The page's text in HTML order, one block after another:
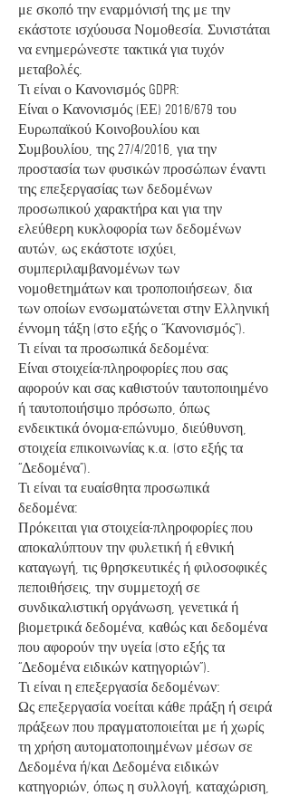
με σκοπό την εναρμόνισή της με την
εκάστοτε ισχύουσα Νομοθεσία. Συνιστάται
να ενημερώνεστε τακτικά για τυχόν
μεταβολές.
Τι είναι ο Κανονισμός GDPR:
Είναι ο Κανονισμός (ΕΕ) 2016/679 του
Ευρωπαϊκού Κοινοβουλίου και
Συμβουλίου, της 27/4/2016, για την
προστασία των φυσικών προσώπων έναντι
της επεξεργασίας των δεδομένων
προσωπικού χαρακτήρα και για την
ελεύθερη κυκλοφορία των δεδομένων
αυτών, ως εκάστοτε ισχύει,
συμπεριλαμβανομένων των
νομοθετημάτων και τροποποιήσεων, δια
των οποίων ενσωματώνεται στην Ελληνική
έννομη τάξη (στο εξής ο “Κανονισμός”).
Τι είναι τα προσωπικά δεδομένα:
Είναι στοιχεία-πληροφορίες που σας
αφορούν και σας καθιστούν ταυτοποιημένο
ή ταυτοποιήσιμο πρόσωπο, όπως
ενδεικτικά όνομα-επώνυμο, διεύθυνση,
στοιχεία επικοινωνίας κ.α. (στο εξής τα
“Δεδομένα”).
Τι είναι τα ευαίσθητα προσωπικά
δεδομένα:
Πρόκειται για στοιχεία-πληροφορίες που
αποκαλύπτουν την φυλετική ή εθνική
καταγωγή, τις θρησκευτικές ή φιλοσοφικές
πεποιθήσεις, την συμμετοχή σε
συνδικαλιστική οργάνωση, γενετικά ή
βιομετρικά δεδομένα, καθώς και δεδομένα
που αφορούν την υγεία (στο εξής τα
“Δεδομένα ειδικών κατηγοριών”).
Τι είναι η επεξεργασία δεδομένων:
Ως επεξεργασία νοείται κάθε πράξη ή σειρά
πράξεων που πραγματοποιείται με ή χωρίς
τη χρήση αυτοματοποιημένων μέσων σε
Δεδομένα ή/και Δεδομένα ειδικών
κατηγοριών, όπως η συλλογή, καταχώριση,